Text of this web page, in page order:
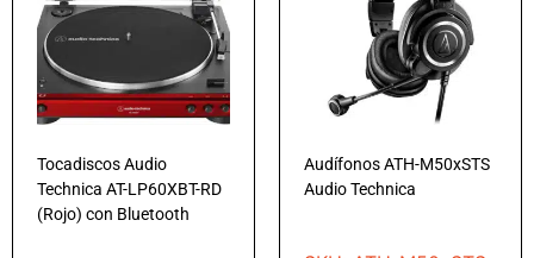
Tocadiscos Audio
Technica AT-LP60XBT-RD
(Rojo) con Bluetooth
Audífonos ATH-M50xSTS
Audio Technica